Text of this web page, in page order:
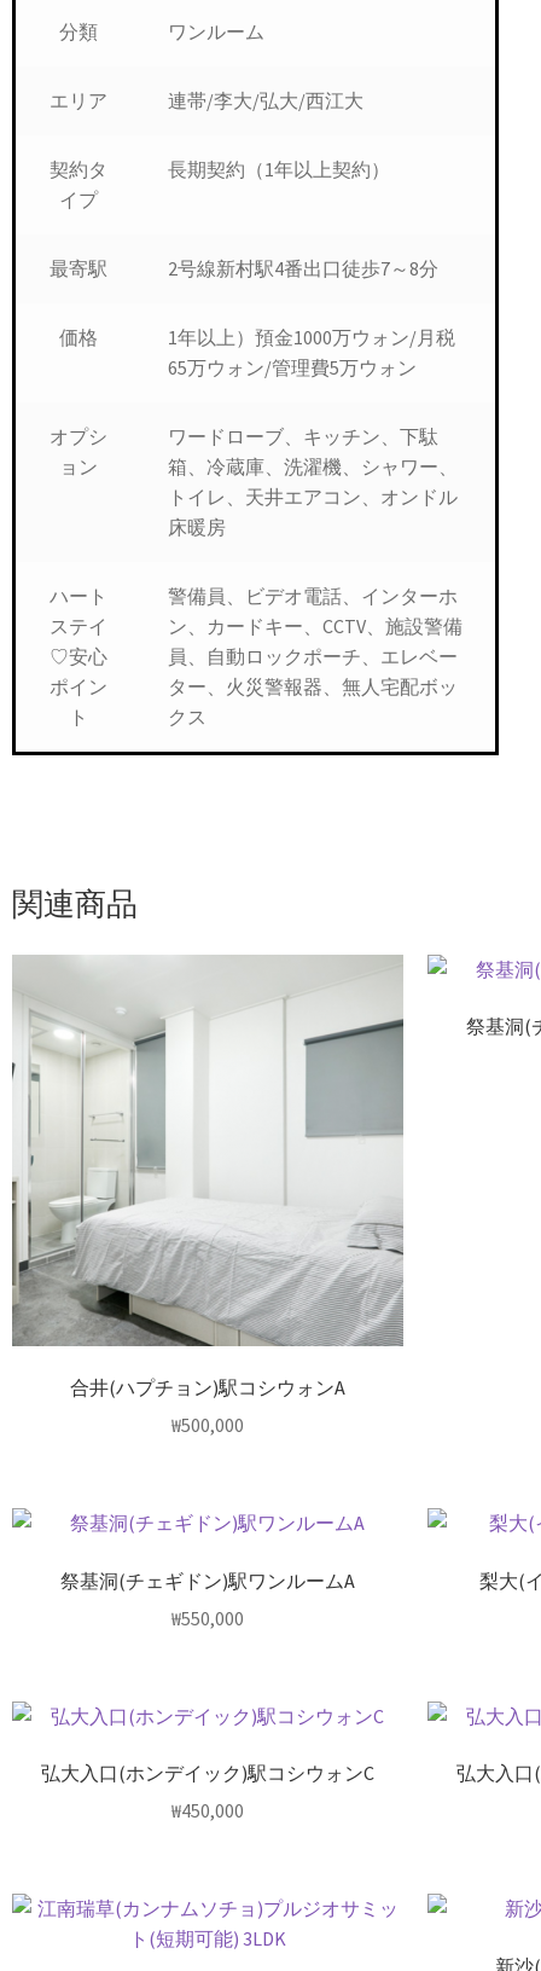
分類 ワンルーム
エリア 連帯/李大/弘大/西江大
契約タ
イプ
長期契約（1年以上契約）
最寄駅 2号線新村駅4番出口徒歩7～8分
価格
1年以上）預金1000万ウォン/月税
65万ウォン/管理費5万ウォン
オプシ
ョン
ワードローブ、キッチン、下駄
箱、冷蔵庫、洗濯機、シャワー、
トイレ、天井エアコン、オンドル
床暖房
ハート
ステイ
♡安心
ポイン
ト
警備員、ビデオ電話、インターホ
ン、カードキー、CCTV、施設警備
員、自動ロックポーチ、エレベー
ター、火災警報器、無人宅配ボッ
クス
関連商品
合井(ハプチョン)駅コシウォンA
₩500,000
祭基洞(
祭基洞(チェギドン)駅ワンルームA
₩550,000
梨大(
弘大入口(ホンデイック)駅コシウォンC
₩450,000
弘大入口
新沙